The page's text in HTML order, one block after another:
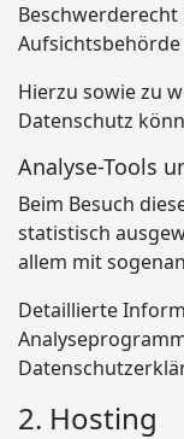
Aufsichtsbehörde
Hierzu sowie zu
Datenschutz
Analyse-Tools
Beim Besuch
statistisch
allem mit
Detaillierte
2. Hosting